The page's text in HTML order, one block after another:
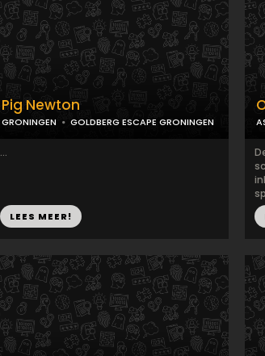
Pig Newton
GRONINGEN GOLDBERG ESCAPE GRONINGEN
...
LEES MEER!